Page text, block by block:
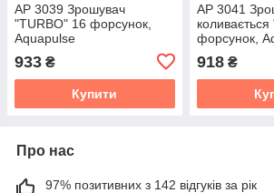
АР 3039 Зрошувач
"TURBO" 16 форсунок,
Aquapulse
933 ₴
Купити
АР 3041
форсунок,
918₴
Про нас
97% позитивних з 142 відгуків за рік